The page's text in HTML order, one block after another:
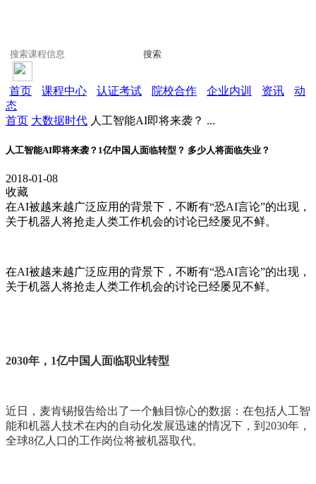
搜索
首页 课程中心 认证考试 院校合作 企业内训 资讯
动
态
首页 大数据时代 人工智能AI即将来袭？ ...
人工智能AI即将来袭？1亿中国人面临转型？ 多少人将面临失业？
2018-01-08
收藏
在AI被越来越广泛应用的背景下，不断有“恐AI言论”的出现，
关于机器人将抢走人类工作机会的讨论已经屡见不鲜。
在AI被越来越广泛应用的背景下，不断有“恐AI言论”的出现，
关于机器人将抢走人类工作机会的讨论已经屡见不鲜。
2030年，1亿中国人面临职业转型
近日，麦肯锡报告给出了一个触目惊心的数据：在包括人工智
能和机器人技术在内的自动化发展迅速的情况下，到2030年，
全球8亿人口的工作岗位将被机器取代。